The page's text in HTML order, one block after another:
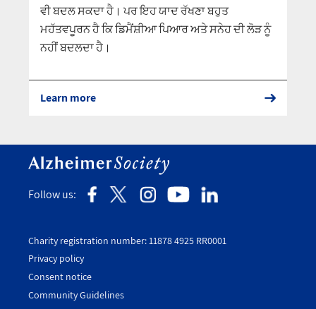
ਵੀ ਬਦਲ ਸਕਦਾ ਹੈ। ਪਰ ਇਹ ਯਾਦ ਰੱਖਣਾ ਬਹੁਤ
ਮਹੱਤਵਪੂਰਨ ਹੈ ਕਿ ਡਿਮੈਂਸ਼ੀਆ ਪਿਆਰ ਅਤੇ ਸਨੇਹ ਦੀ ਲੋੜ ਨੂੰ
ਨਹੀਂ ਬਦਲਦਾ ਹੈ।
Learn more
Follow us:
Charity registration number: 11878 4925 RR0001
Utility
Privacy policy
Consent notice
Community Guidelines